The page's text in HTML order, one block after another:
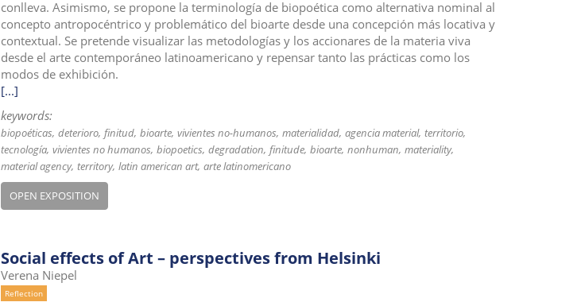
conlleva. Asimismo, se propone la terminología de biopoética como alternativa nominal al
concepto antropocéntrico y problemático del bioarte desde una concepción más locativa y
contextual. Se pretende visualizar las metodologías y los accionares de la materia viva
desde el arte contemporáneo latinoamericano y repensar tanto las prácticas como los
modos de exhibición.
[...]
keywords:
biopoéticas deterioro finitud bioarte vivientes no-humanos materialidad agencia material territorio
tecnología vivientes no humanos biopoetics degradation finitude bioarte nonhuman materiality
material agency territory latin american art arte latinomericano
OPEN EXPOSITION
Social effects of Art – perspectives from Helsinki
Verena Niepel
Reflection